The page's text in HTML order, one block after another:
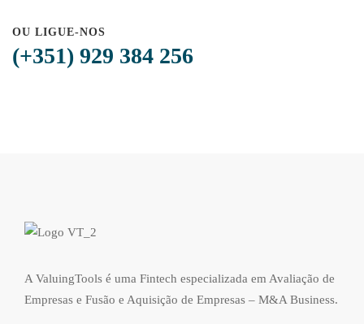
OU LIGUE-NOS
(+351) 929 384 256
A ValuingTools é uma Fintech especializada em Avaliação de
Empresas e Fusão e Aquisição de Empresas – M&A Business.